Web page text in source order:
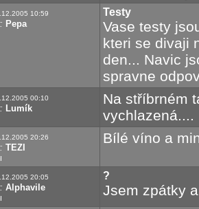
10:59
Pepa
Testy
Vase testy
kteri se divaji
den... Navic
spravne
00:10
Lumík
Na stříbrném
vychlazená....
20:26
TEZI
Bílé víno a
20:05
Alphavile
?
Jsem zpátky